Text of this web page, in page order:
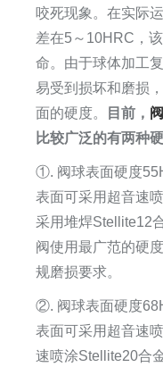
咬死现象。在实际
差在5～10HRC，
命。由于球体加工
易受到损坏和磨损
面的硬度。
目前，
比较广泛的有两种
①. 阀球表面硬度
表面可采用超音速
采用堆焊Stellite12
阀使用最广范的硬
规磨损要求。
②. 阀球表面硬度
表面可采用超音速
速喷涂Stellite20合